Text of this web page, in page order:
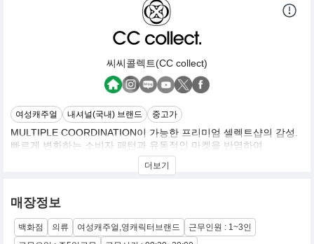
씨씨콜렉트(CC collect)
여성캐주얼 내셔널(국내) 브랜드 중고가
MULTIPLE COORDINATION이 가능한 프리미엄 셀렉트샵의 감성.
빠르게 변화하는 소비자 패턴과 유동적인 마켓을 반영하여
MODERN,YOUNG&TRENDY를 포함한 기존의 CONTEMPORARY
CHIC에-모으다,수집하다.의 뜻을지닌 COLLECT와 결합.패션의 요
스타일, 나만의 패션 공간으로서 새로운 POSITIONING을 제안하는
영 캐주얼 대표 브랜드로 도약하고자 한다.
CONCEPT : 대중적이고 편안한 감성의 FEMININE한 무드를 바탕
으로 MODERN하면서도 TRENDY한 감성을 추구하는 UNBAN
더보기
매장정보
백화점 의류 여성캐주얼,영캐릭터브랜드
근무인원 : 1~3인